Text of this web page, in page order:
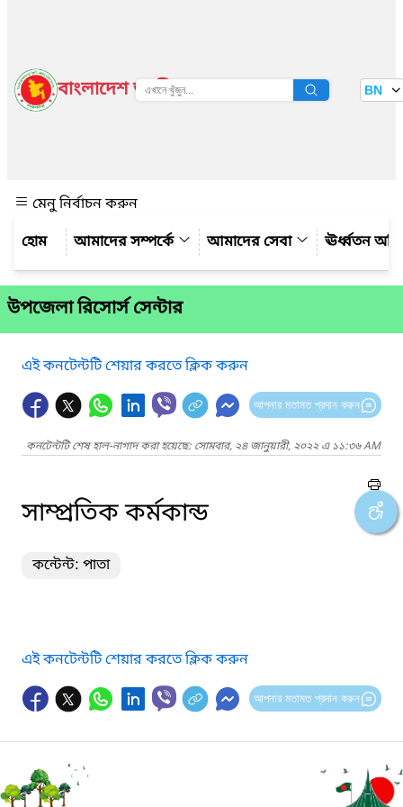
বাংলাদেশ জাতীয় তথ্য বাতায়ন BN
মেনু নির্বাচন করুন
আমাদের সম্পর্কে
আমাদের সেবা ঊর্ধ্বতন
উপজেলা রিসোর্স সেন্টার
এই কনটেন্টটি শেয়ার করতে ক্লিক করুন
আপনার মতামত প্রদান করুন
কনটেন্টটি শেষ হাল-নাগাদ করা হয়েছে: সোমবার, ২৪ জানুয়ারী, ২০২২ এ ১১:৩৬ AM
সাম্প্রতিক কর্মকান্ড
কন্টেন্ট: পাতা
এই কনটেন্টটি শেয়ার করতে ক্লিক করুন
আপনার মতামত প্রদান করুন